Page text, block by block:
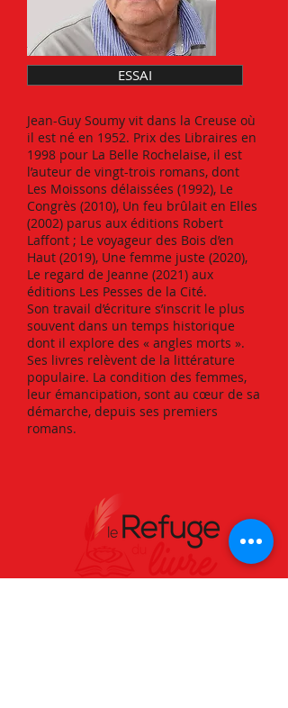
ESSAI
Jean-Guy Soumy vit dans la Creuse où
il est né en 1952. Prix des Libraires en
1998 pour La Belle Rochelaise, il est
l’auteur de vingt-trois romans, dont
Les Moissons délaissées (1992), Le
Congrès (2010), Un feu brûlait en Elles
(2002) parus aux éditions Robert
Laffont ; Le voyageur des Bois d’en
Haut (2019), Une femme juste (2020),
Le regard de Jeanne (2021) aux
éditions Les Pesses de la Cité.
Son travail d’écriture s’inscrit le plus
souvent dans un temps historique
dont il explore des « angles morts ».
Ses livres relèvent de la littérature
populaire. La condition des femmes,
leur émancipation, sont au cœur de sa
démarche, depuis ses premiers
romans.